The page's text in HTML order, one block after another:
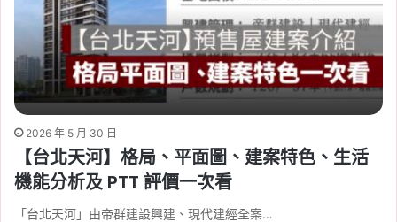
2026 年 5 月 30 日
【台北天河】格局、平面圖、建案特色、生活
機能分析及 PTT 評價一次看
「台北天河」由帝群建設興建、現代建經全案…